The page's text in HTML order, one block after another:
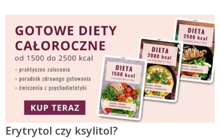
Erytrytol czy ksylitol?